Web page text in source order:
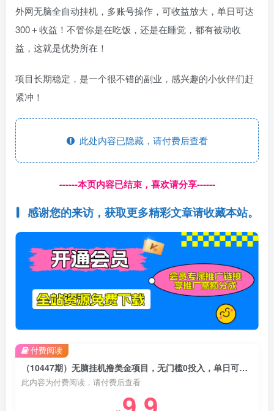
外网无脑全自动挂机，多账号操作，可收益放大，单日可达
300＋收益！不管你是在吃饭，还是在睡觉，都有被动收
益，这就是优势所在！
项目长期稳定，是一个很不错的副业，感兴趣的小伙伴们赶
紧冲！
此处内容已隐藏，请付费后查看
------本页内容已结束，喜欢请分享------
感谢您的来访，获取更多精彩文章请收藏本站。
（10447期）无脑挂机撸美金项目，无门槛0投入，单日可达300＋
此内容为付费阅读，请付费后查看
付费阅读